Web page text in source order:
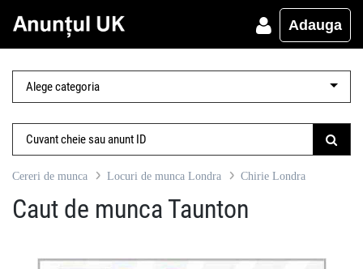
Adauga
Cereri de munca Locuri de munca Londra Chirie Londra
Caut de munca Taunton